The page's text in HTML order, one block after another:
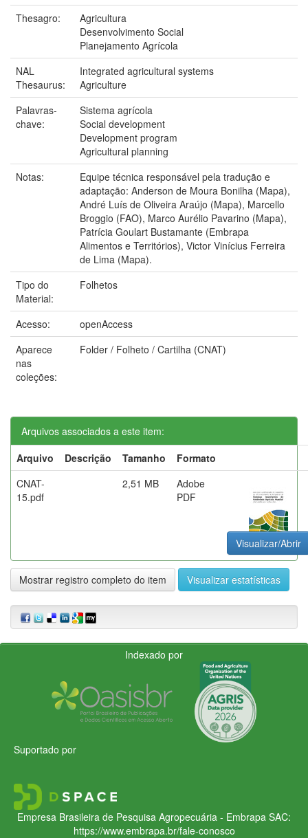
Thesagro:
Agricultura
Desenvolvimento Social
Planejamento Agrícola
NAL
Thesaurus:
Integrated agricultural systems
Agriculture
Palavras-
chave:
Sistema agrícola
Social development
Development program
Agricultural planning
Notas:
Equipe técnica responsável pela tradução e
adaptação: Anderson de Moura Bonilha (Mapa),
André Luís de Oliveira Araújo (Mapa), Marcello
Broggio (FAO), Marco Aurélio Pavarino (Mapa),
Patrícia Goulart Bustamante (Embrapa
Alimentos e Territórios), Victor Vinícius Ferreira
de Lima (Mapa).
Tipo do
Material:
Folhetos
Acesso:
openAccess
Aparece
nas
coleções:
Folder / Folheto / Cartilha (CNAT)
Arquivos associados a este item:
Arquivo
Descrição Tamanho
Formato
CNAT-
15.pdf
2,51 MB
Adobe
PDF
Visualizar/Abrir
Mostrar registro completo do item Visualizar estatísticas
Indexado por
Suportado por
Empresa Brasileira de Pesquisa Agropecuária - Embrapa SAC:
https://www.embrapa.br/fale-conosco